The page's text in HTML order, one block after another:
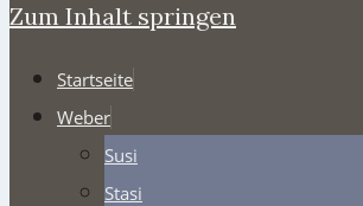
Zum Inhalt springen
Startseite
Weber
Susi
Stasi